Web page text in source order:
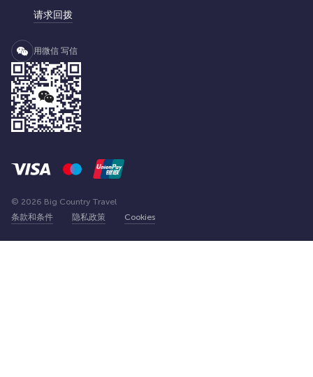
请求回拨
用微信 写信
条款和条件 隐私政策 Cookies
© 2026 Big Country Travel